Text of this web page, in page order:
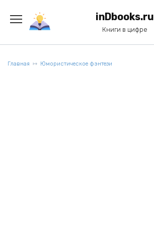
содержанию
inDbooks.ru
Книги в цифре
Главная Юмористическое фэнтези